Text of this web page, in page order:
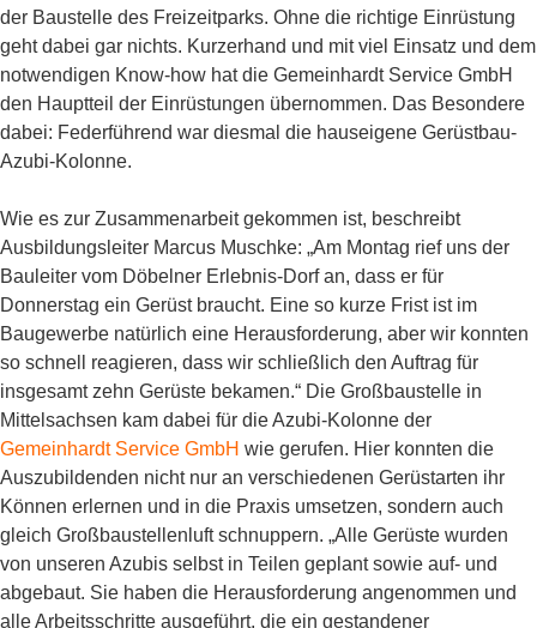
der Baustelle des Freizeitparks. Ohne die richtige Einrüstung
geht dabei gar nichts. Kurzerhand und mit viel Einsatz und dem
notwendigen Know-how hat die Gemeinhardt Service GmbH
den Hauptteil der Einrüstungen übernommen. Das Besondere
dabei: Federführend war diesmal die hauseigene Gerüstbau-
Azubi-Kolonne.
Wie es zur Zusammenarbeit gekommen ist, beschreibt
Ausbildungsleiter Marcus Muschke: „Am Montag rief uns der
Bauleiter vom Döbelner Erlebnis-Dorf an, dass er für
Donnerstag ein Gerüst braucht. Eine so kurze Frist ist im
Baugewerbe natürlich eine Herausforderung, aber wir konnten
so schnell reagieren, dass wir schließlich den Auftrag für
insgesamt zehn Gerüste bekamen.“ Die Großbaustelle in
Mittelsachsen kam dabei für die Azubi-Kolonne der
Gemeinhardt Service GmbH wie gerufen. Hier konnten die
Auszubildenden nicht nur an verschiedenen Gerüstarten ihr
Können erlernen und in die Praxis umsetzen, sondern auch
gleich Großbaustellenluft schnuppern. „Alle Gerüste wurden
von unseren Azubis selbst in Teilen geplant sowie auf- und
abgebaut. Sie haben die Herausforderung angenommen und
alle Arbeitsschritte ausgeführt, die ein gestandener